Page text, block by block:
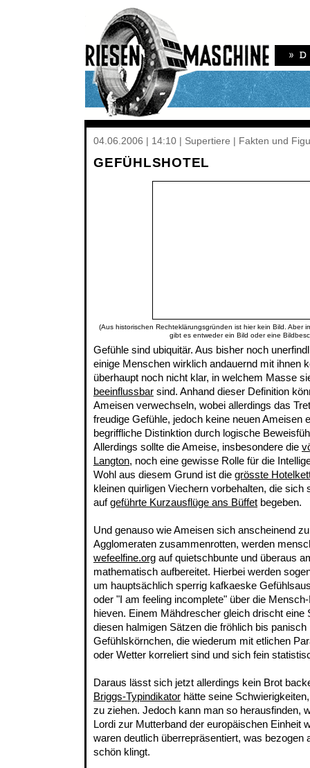
04.06.2006 | 14:10 | Supertiere | Fakten und
GEFÜHLSHOTEL
(Aus historischen Rechteklärungsgründen ist hier kein Bild. Aber
gibt es entweder ein Bild oder eine
Gefühle sind ubiquitär. Aus bisher noch
einige Menschen wirklich andauernd mit ihnen
überhaupt noch nicht klar, in welchem Masse
beeinflussbar sind. Anhand dieser Definition
Ameisen verwechseln, wobei allerdings das
freudige Gefühle, jedoch keine neuen Ameisen
begriffliche Distinktion durch logische
Allerdings sollte die Ameise, insbesondere die
Langton, noch eine gewisse Rolle für die
Wohl aus diesem Grund ist die grösste
kleinen quirligen Viechern vorbehalten, die
aufgeführte Kurzausflüge ans Büffet begeben.
Und genauso wie Ameisen sich anscheinend
Agglomeraten zusammenrotten, werden
wefeelfine.org auf quietschbunte und überaus
mathematisch aufbereitet. Hierbei werden
um hauptsächlich sperrig kafkaeske
oder "I am feeling incomplete" über die
hieven. Einem Mähdrescher gleich drischt eine
diesen halmigen Sätzen die fröhlich bis
Gefühlskörnchen, die wiederum mit etlichen
oder Wetter korreliert sind und sich fein
Daraus lässt sich jetzt allerdings kein Brot
Briggs-Typindikator hätte seine
zu ziehen. Jedoch kann man so herausfinden,
Lordi zur Mutterband der europäischen Einheit
waren deutlich überrepräsentiert, was bezogen
schön klingt.